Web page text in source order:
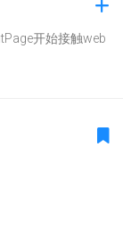
开始接触web